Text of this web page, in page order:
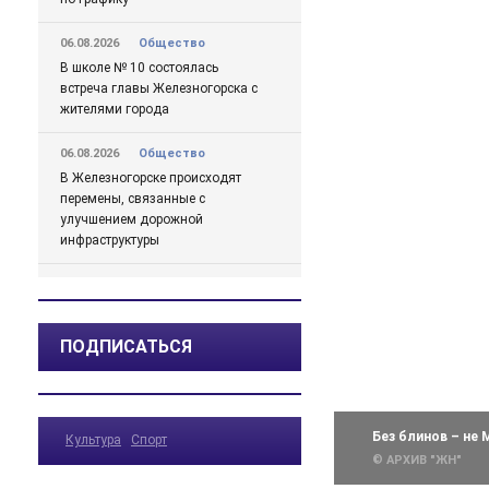
06.08.2026 Общество
В школе № 10 состоялась
встреча главы Железногорска с
жителями города
06.08.2026 Общество
В Железногорске происходят
перемены, связанные с
улучшением дорожной
инфраструктуры
некачественный ремонт
автомобиля
06.08.2026 Происшествия
Жительницу Железногорска
ПОДПИСАТЬСЯ
Культура Спорт Без блинов – не
© АРХИВ "ЖН"